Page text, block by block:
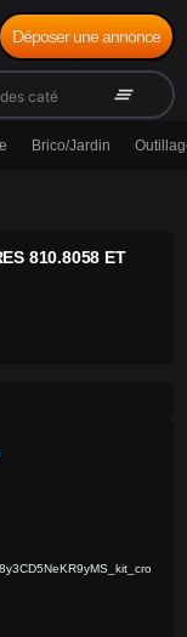
clear_all
Déposer une annonce
Brico/Jardin
810.8058 ET